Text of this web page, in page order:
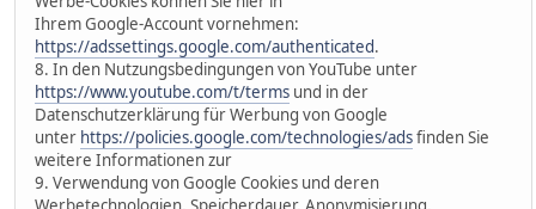
Ihrem Google-Account vornehmen:
https://adssettings.google.com/authenticated.
8. In den Nutzungsbedingungen von YouTube unter
https://www.youtube.com/t/terms und in der
Datenschutzerklärung für Werbung von Google
unter https://policies.google.com/technologies/adsfinden Sie
weitere Informationen zur
9. Verwendung von Google Cookies und deren